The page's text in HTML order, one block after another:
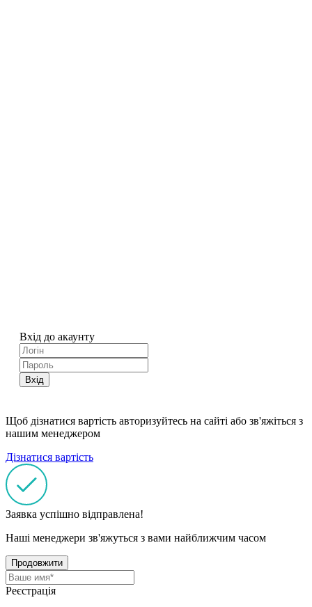
Вхід до акаунту
Вхід
Щоб дізнатися вартість авторизуйтесь на сайті або зв'яжіться з
нашим менеджером
Дізнатися вартість
Заявка успішно відправлена!
Наші менеджери зв'яжуться з вами найближчим часом
Продовжити
Реєстрація